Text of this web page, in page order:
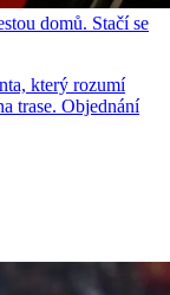
domů. Stačí se
který rozumí
trase. Objednání